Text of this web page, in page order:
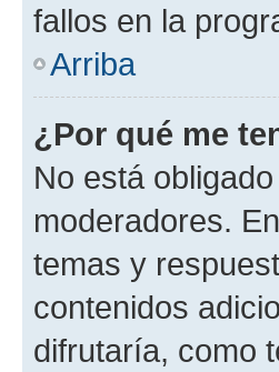
fallos en la
Arriba
¿Por qué me
No está
moderadores.
temas y
contenidos
difrutaría, como